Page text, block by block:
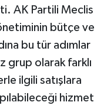
AK Partili Meclis
bütçe ve
bu tür adımlar
grup olarak farklı
ilgili satışlara
hizmet